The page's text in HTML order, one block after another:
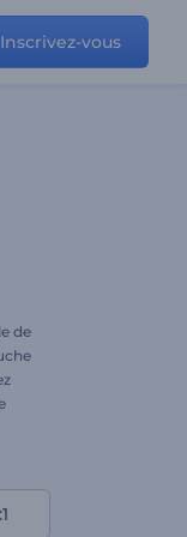
Inscrivez-vous
de